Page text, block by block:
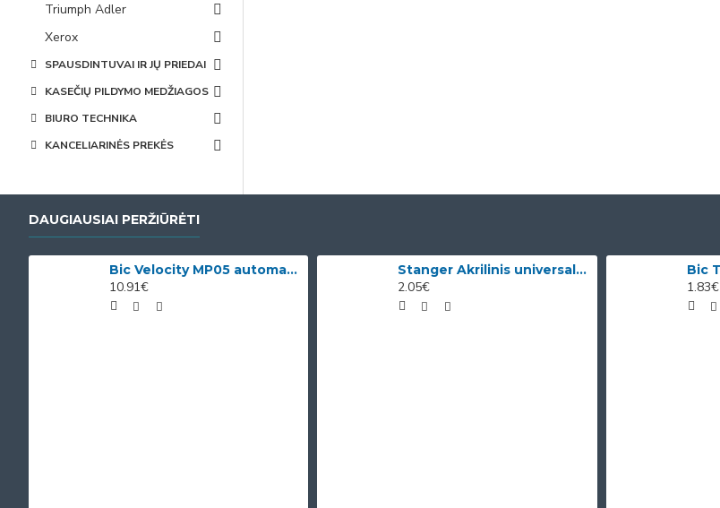
Triumph Adler
Xerox
SPAUSDINTUVAI IR JŲ PRIEDAI
KASEČIŲ PILDYMO MEDŽIAGOS
BIURO TECHNIKA
KANCELIARINĖS PREKĖS
DAUGIAUSIAI PERŽIŪRĖTI
Bic Velocity MP05 automatinis pieštukas su 3 x 0.5mm HB grafitais (dėžutėje 12vnt. skirtingomis korp
10.91€
Stanger Akrilinis universalus lakas, žvilgančio aukso efektas, 82 ml, 1 vnt KI12780A
2.05€ 1.83€